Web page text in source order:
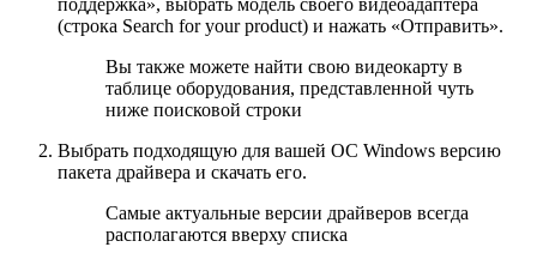
(строка Search for your product) и нажать «Отправить».
Вы также можете найти свою видеокарту в
таблице оборудования, представленной чуть
ниже поисковой строки
Выбрать подходящую для вашей ОС Windows версию
пакета драйвера и скачать его.
Самые актуальные версии драйверов всегда
располагаются вверху списка